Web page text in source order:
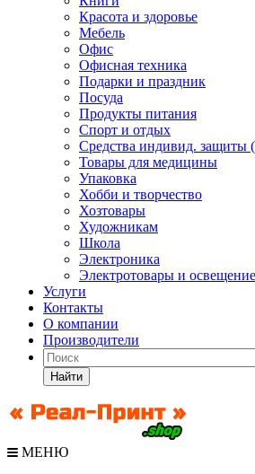
Красота и здоровье
Мебель
Офис
Офисная техника
Подарки и праздник
Посуда
Продукты питания
Спорт и отдых
Средства индивид. защиты
Товары для медицины
Упаковка
Хобби и творчество
Хозтовары
Художникам
Школа
Электроника
Электротовары и освещение
Услуги
Контакты
О компании
Производители
Найти
МЕНЮ